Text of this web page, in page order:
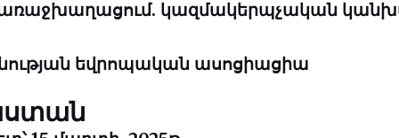
առաջխաղացում. կազմակերպչական
եվրոպական ասոցիացիա